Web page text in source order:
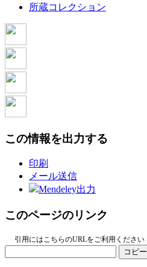
所蔵コレクション
この情報を出力する
印刷
メール送信
Mendeley出力
このページのリンク
引用にはこちらのURLをご利用ください
コピー